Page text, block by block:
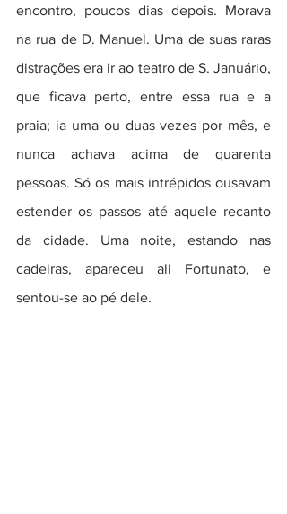
encontro, poucos dias depois. Morava
na rua de D. Manuel. Uma de suas raras
distrações era ir ao teatro de S. Januário,
que ficava perto, entre essa rua e a
praia; ia uma ou duas vezes por mês, e
nunca achava acima de quarenta
pessoas. Só os mais intrépidos ousavam
estender os passos até aquele recanto
da cidade. Uma noite, estando nas
cadeiras, apareceu ali Fortunato, e
sentou-se ao pé dele.